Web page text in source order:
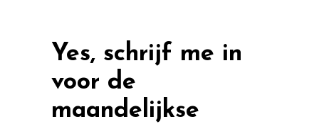
Yes, schrijf me in
voor de
maandelijkse